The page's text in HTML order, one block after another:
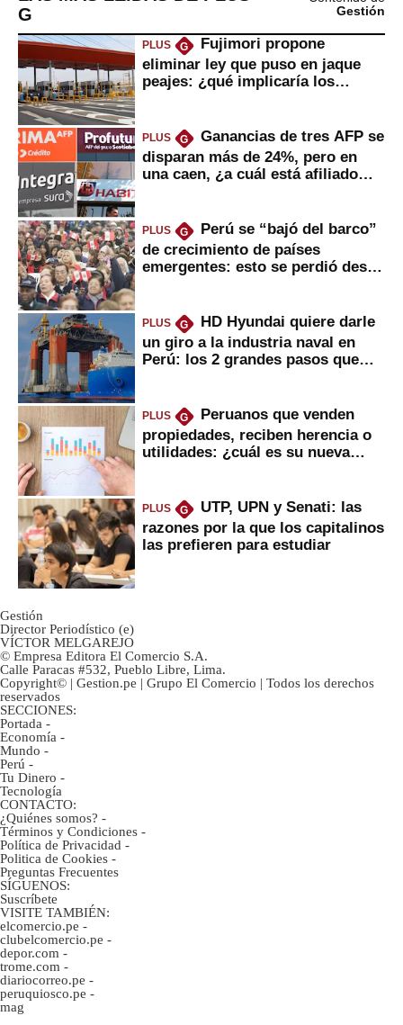
G
Gestión
PLUS G
Fujimori propone
eliminar ley que puso en jaque
peajes: ¿qué implicaría los
PLUS G
Ganancias de tres AFP se
disparan más de 24%, pero en
una caen, ¿a cuál está afiliado
PLUS G
Perú se “bajó del barco”
de crecimiento de países
emergentes: esto se perdió desde
PLUS G
HD Hyundai quiere darle
un giro a la industria naval en
Perú: los 2 grandes pasos que
PLUS G
Peruanos que venden
propiedades, reciben herencia o
utilidades: ¿cuál es su nueva
PLUS G
UTP, UPN y Senati: las
razones por la que los capitalinos
las prefieren para estudiar
Gestión
Director Periodístico (e)
VÍCTOR MELGAREJO
© Empresa Editora El Comercio S.A.
Calle Paracas #532, Pueblo Libre, Lima.
Copyright© | Gestion.pe | Grupo El Comercio | Todos los derechos
reservados
SECCIONES:
Portada -
Economía -
Mundo -
Perú -
Tu Dinero -
Tecnología
CONTACTO:
¿Quiénes somos? -
Términos y Condiciones -
Política de Privacidad -
Politica de Cookies -
Preguntas Frecuentes
SÍGUENOS:
Suscríbete
VISITE TAMBIÉN:
elcomercio.pe -
clubelcomercio.pe -
depor.com -
trome.com -
diariocorreo.pe -
peruquiosco.pe -
mag